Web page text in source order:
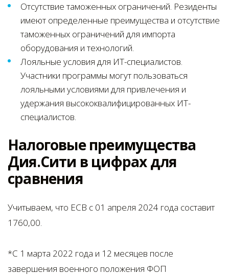
Отсутствие таможенных ограничений. Резиденты
имеют определенные преимущества и отсутствие
таможенных ограничений для импорта
оборудования и технологий.
Лояльные условия для ИТ-специалистов.
Участники программы могут пользоваться
лояльными условиями для привлечения и
удержания высококвалифицированных ИТ-
специалистов.
Налоговые преимущества
Дия.Сити в цифрах для
сравнения
Учитываем, что ЕСВ с 01 апреля 2024 года составит
1760,00.
*С 1 марта 2022 года и 12 месяцев после
завершения военного положения ФОП